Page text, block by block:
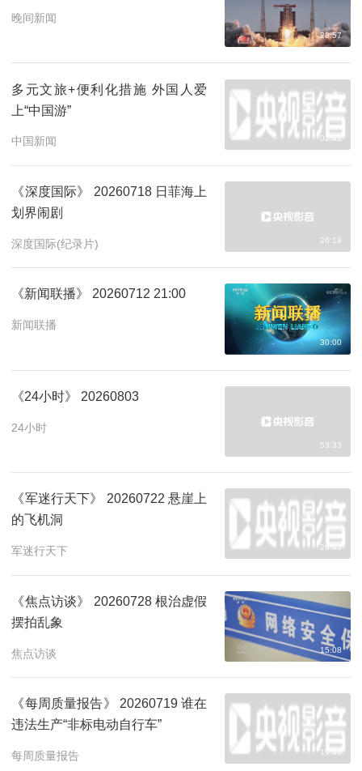
晚间新闻
28:57
多元文旅+便利化措施 外国人爱
上“中国游”
中国新闻 02:41
《深度国际》 20260718 日菲海上
划界闹剧
深度国际(纪录片) 26:19
《新闻联播》 20260712 21:00
新闻联播
30:00
《24小时》 20260803
24小时
53:33
《军迷行天下》 20260722 悬崖上
的飞机洞
军迷行天下 26:43
《焦点访谈》 20260728 根治虚假
摆拍乱象
焦点访谈 15:08
《每周质量报告》 20260719 谁在
违法生产“非标电动自行车”
每周质量报告 19:40